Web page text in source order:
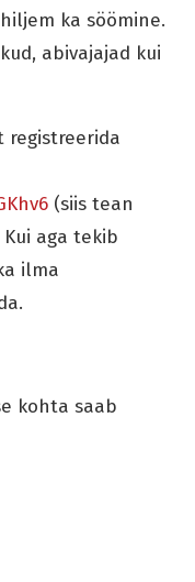
ka söömine.
abivajajad kui
registreerida
(siis tean
aga tekib
ilma
kohta saab